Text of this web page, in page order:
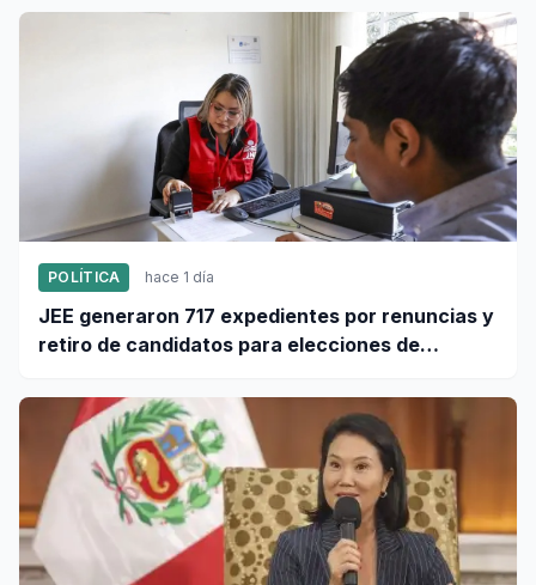
POLÍTICA hace 1 día
JEE generaron 717 expedientes por renuncias y
retiro de candidatos para elecciones de